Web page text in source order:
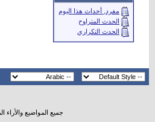
مفرد, أحداث هذا اليوم
الحدث المتراوح
الحدث التكراري
جميع المواضيع